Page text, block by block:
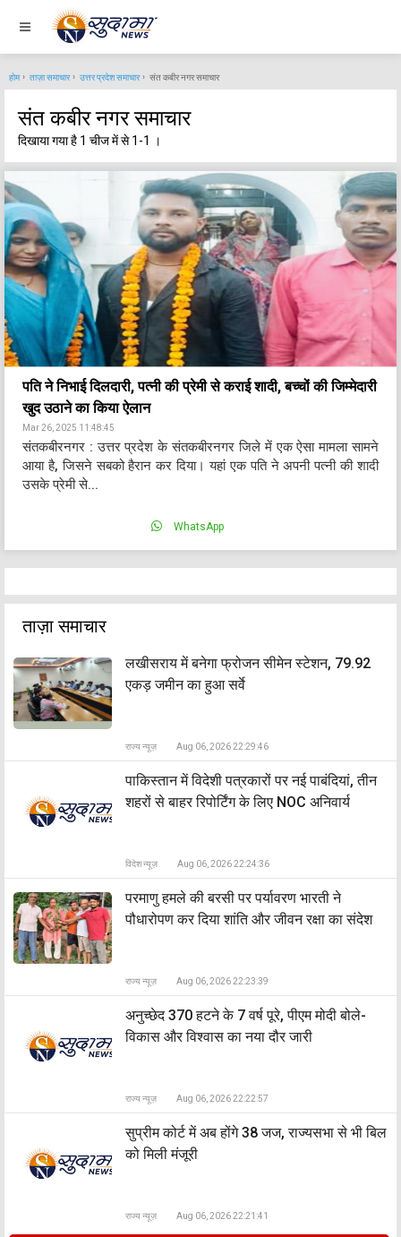
होम ताज़ा समाचार उत्तर प्रदेश समाचार संत कबीर नगर समाचार
संत कबीर नगर समाचार
दिखाया गया है 1 चीज में से 1-1 ।
पति ने निभाई दिलदारी, पत्नी की प्रेमी से कराई शादी, बच्चों की जिम्मेदारी
खुद उठाने का किया ऐलान
Mar 26, 2025 11:48:45
संतकबीरनगर : उत्तर प्रदेश के संतकबीरनगर जिले में एक ऐसा मामला सामने
आया है, जिसने सबको हैरान कर दिया। यहां एक पति ने अपनी पत्नी की शादी
उसके प्रेमी से...
WhatsApp
ताज़ा समाचार
लखीसराय में बनेगा फ्रोजन सीमेन स्टेशन, 79.92
एकड़ जमीन का हुआ सर्वे
राज्य न्यूज़ Aug 06, 2026 22:29:46
पाकिस्तान में विदेशी पत्रकारों पर नई पाबंदियां, तीन
शहरों से बाहर रिपोर्टिंग के लिए NOC अनिवार्य
विदेश न्यूज़ Aug 06, 2026 22:24:36
​परमाणु हमले की बरसी पर पर्यावरण भारती ने
पौधारोपण कर दिया शांति और जीवन रक्षा का संदेश
राज्य न्यूज़ Aug 06, 2026 22:23:39
अनुच्छेद 370 हटने के 7 वर्ष पूरे, पीएम मोदी बोले-
विकास और विश्वास का नया दौर जारी
राज्य न्यूज़ Aug 06, 2026 22:22:57
सुप्रीम कोर्ट में अब होंगे 38 जज, राज्यसभा से भी बिल
को मिली मंजूरी
राज्य न्यूज़ Aug 06, 2026 22:21:41